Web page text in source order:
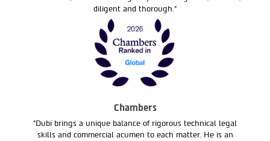
diligent and thorough."
Chambers
"Dubi brings a unique balance of rigorous technical legal
skills and commercial acumen to each matter. He is an